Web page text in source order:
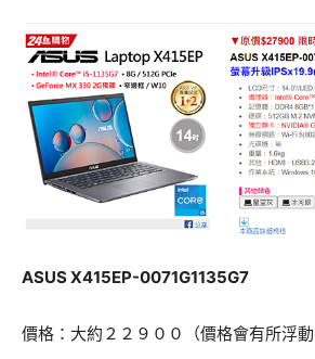
ASUS X415EP-0071G1135G7
價格：大約２２９００（價格會有所浮動